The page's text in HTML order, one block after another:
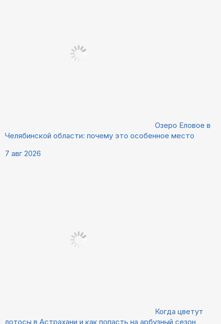
Озеро Еловое в
Челябинской области: почему это особенное место
7 авг 2026
Когда цветут
лотосы в Астрахани и как попасть на арбузный сезон